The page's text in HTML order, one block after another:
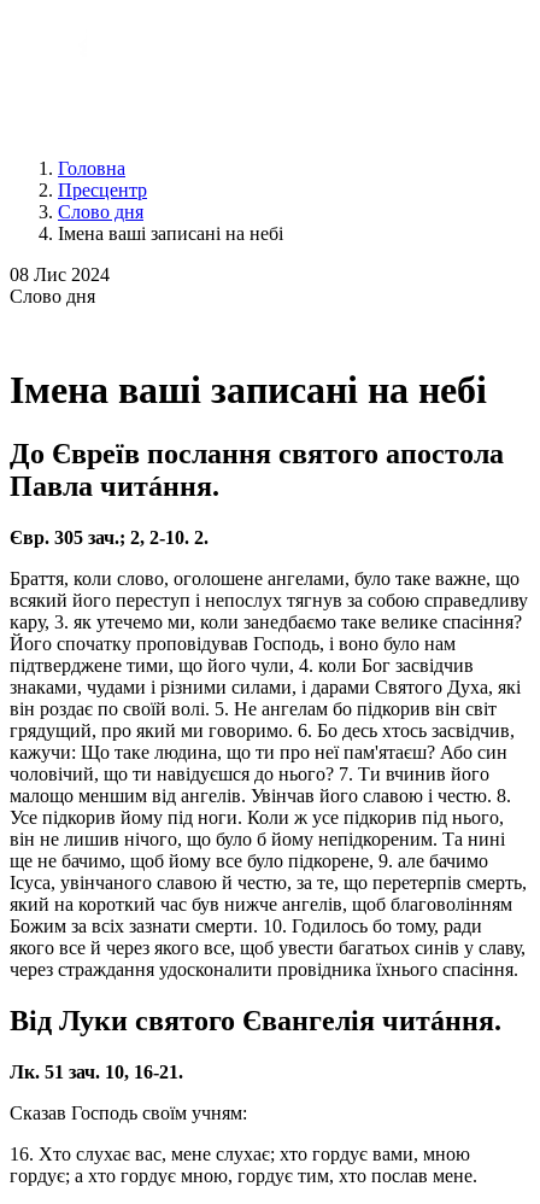
Головна
Пресцентр
Слово дня
Імена ваші записані на небі
08 Лис 2024
Слово дня
Імена ваші записані на небі
До Євреїв послання святого апостола
Павла читáння.
Євр. 305 зач.; 2, 2-10. 2.
Браття, коли слово, оголошене ангелами, було таке важне, що
всякий його переступ і непослух тягнув за собою справедливу
кару, 3. як утечемо ми, коли занедбаємо таке велике спасіння?
Його спочатку проповідував Господь, і воно було нам
підтверджене тими, що його чули, 4. коли Бог засвідчив
знаками, чудами і різними силами, і дарами Святого Духа, які
він роздає по своїй волі. 5. Не ангелам бо підкорив він світ
грядущий, про який ми говоримо. 6. Бо десь хтось засвідчив,
кажучи: Що таке людина, що ти про неї пам'ятаєш? Або син
чоловічий, що ти навідуєшся до нього? 7. Ти вчинив його
малощо меншим від ангелів. Увінчав його славою і честю. 8.
Усе підкорив йому під ноги. Коли ж усе підкорив під нього,
він не лишив нічого, що було б йому непідкореним. Та нині
ще не бачимо, щоб йому все було підкорене, 9. але бачимо
Ісуса, увінчаного славою й честю, за те, що перетерпів смерть,
який на короткий час був нижче ангелів, щоб благоволінням
Божим за всіх зазнати смерти. 10. Годилось бо тому, ради
якого все й через якого все, щоб увести багатьох синів у славу,
через страждання удосконалити провідника їхнього спасіння.
Від Луки святого Євангелія читáння.
Лк. 51 зач. 10, 16-21.
Сказав Господь своїм учням:
16. Хто слухає вас, мене слухає; хто гордує вами, мною
гордує; а хто гордує мною, гордує тим, хто послав мене.